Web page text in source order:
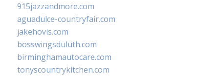
915jazzandmore.com
aguadulce-countryfair.com
jakehovis.com
bosswingsduluth.com
birminghamautocare.com
tonyscountrykitchen.com